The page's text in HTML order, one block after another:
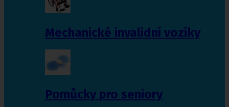
Mechanické invalidní vozíky
Pomůcky pro seniory